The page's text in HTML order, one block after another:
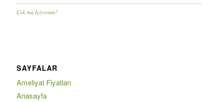
Çok mu İçiyorum?
SAYFALAR
Ameliyat Fiyatları
Anasayfa